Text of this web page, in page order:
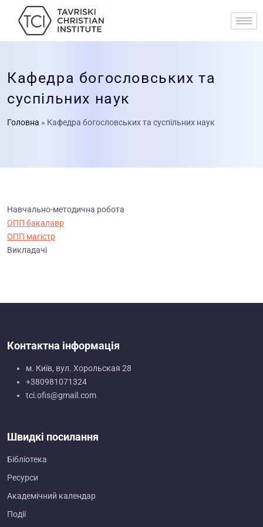
Кафедра богословських та
суспільних наук
Головна » Кафедра богословських та суспільних наук
Навчально-методична робота
ОПП бакалавр
ОПП магістр
Викладачі
Контактна інформація
м. Київ, вул. Хорольская 28
+380981071324
tci.ofis@gmail.com
Швидкі посилання
Бібліотека
Ресурси
Академічний календар
Події